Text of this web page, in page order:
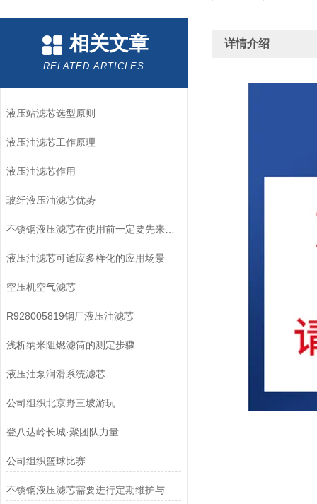
相关文章
RELATED ARTICLES
液压站滤芯选型原则
液压油滤芯工作原理
液压油滤芯作用
玻纤液压油滤芯优势
不锈钢液压滤芯在使用前一定要先来了解下这些
液压油滤芯可适应多样化的应用场景
空压机空气滤芯
R928005819钢厂液压油滤芯
浅析纳米阻燃滤筒的测定步骤
液压油泵润滑系统滤芯
公司组织北京野三坡游玩
登八达岭长城·聚团队力量
公司组织篮球比赛
不锈钢液压滤芯需要进行定期维护与清洁
详情介绍